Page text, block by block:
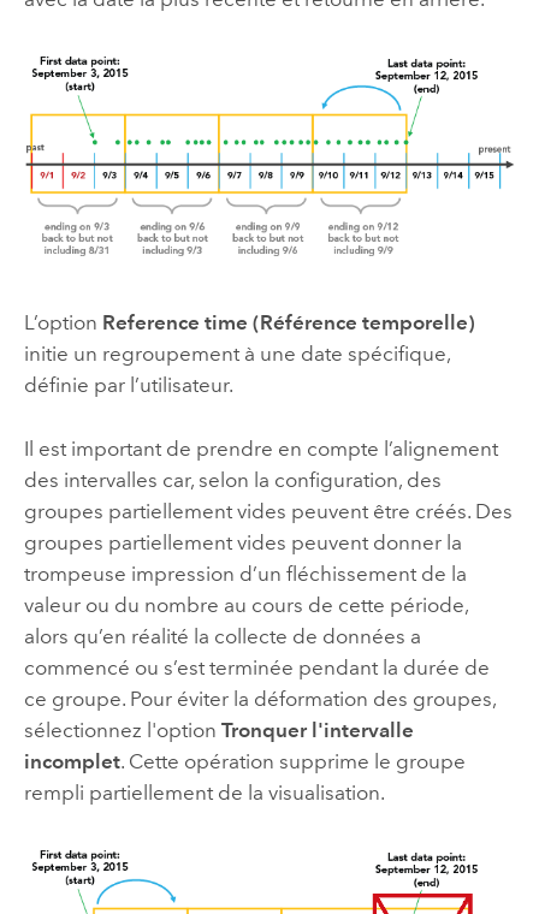
L’option Reference time (Référence temporelle)
initie un regroupement à une date spécifique,
définie par l’utilisateur.
Il est important de prendre en compte l’alignement
des intervalles car, selon la configuration, des
groupes partiellement vides peuvent être créés. Des
groupes partiellement vides peuvent donner la
trompeuse impression d’un fléchissement de la
valeur ou du nombre au cours de cette période,
alors qu’en réalité la collecte de données a
commencé ou s’est terminée pendant la durée de
ce groupe. Pour éviter la déformation des groupes,
sélectionnez l'option Tronquer l'intervalle
incomplet. Cette opération supprime le groupe
rempli partiellement de la visualisation.